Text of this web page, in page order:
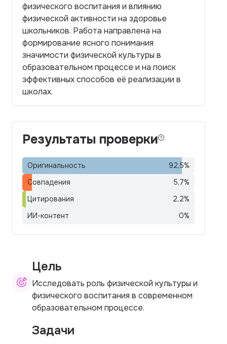
физического воспитания и влиянию
физической активности на здоровье
школьников. Работа направлена на
формирование ясного понимания
значимости физической культуры в
образовательном процессе и на поиск
эффективных способов её реализации в
школах.
Результаты проверки
Оригинальность 92,5%
Совпадения
5,7%
Цитирования
2,2%
ИИ-контент
0%
Цель
Исследовать роль физической культуры и
физического воспитания в современном
образовательном процессе.
Задачи